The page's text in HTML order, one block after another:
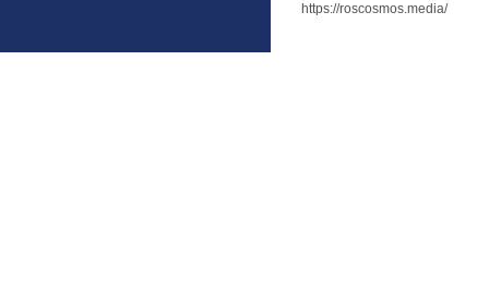
https://roscosmos.media/